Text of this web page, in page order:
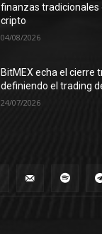
finanzas tradicionales
cripto
04/08/2026
BitMEX echa el cierre
definiendo el trading
24/07/2026